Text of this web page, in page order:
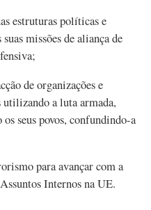
estruturas políticas e
missões de aliança de
de organizações e
a luta armada,
seus povos, confundindo-a
para avançar com a
Internos na UE.